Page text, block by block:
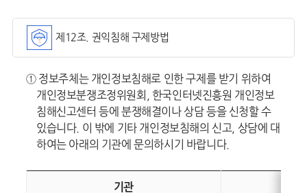
제12조. 권익침해 구제방법
① 정보주체는 개인정보침해로 인한 구제를 받기 위하여
개인정보분쟁조정위원회, 한국인터넷진흥원 개인정보
침해신고센터 등에 분쟁해결이나 상담 등을 신청할 수
있습니다. 이 밖에 기타 개인정보침해의 신고, 상담에 대
하여는 아래의 기관에 문의하시기 바랍니다.
기관